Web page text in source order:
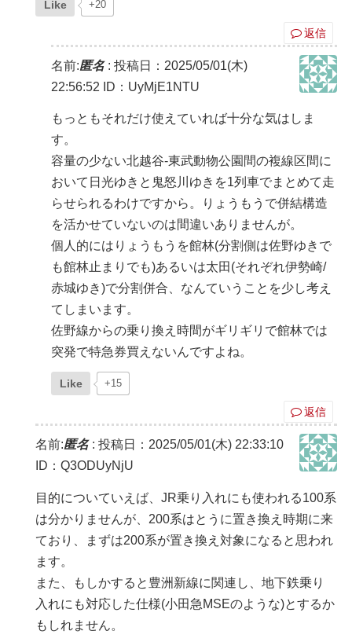
Like +20
返信
名前:匿名: 投稿日：2025/05/01(木)
22:56:52
ID：UyMjE1NTU
もっともそれだけ使えていれば十分な気はしま
す。
容量の少ない北越谷-東武動物公園間の複線区間に
おいて日光ゆきと鬼怒川ゆきを1列車でまとめて走
らせられるわけですから。りょうもうで併結構造
を活かせていないのは間違いありませんが。
個人的にはりょうもうを館林(分割側は佐野ゆきで
も館林止まりでも)あるいは太田(それぞれ伊勢崎/
赤城ゆき)で分割併合、なんていうことを少し考え
てしまいます。
佐野線からの乗り換え時間がギリギリで館林では
突発で特急券買えないんですよね。
Like +15
返信
名前:匿名: 投稿日：2025/05/01(木) 22:33:10
ID：Q3ODUyNjU
目的についていえば、JR乗り入れにも使われる100系
は分かりませんが、200系はとうに置き換え時期に来
ており、まずは200系が置き換え対象になると思われ
ます。
また、もしかすると豊洲新線に関連し、地下鉄乗り
入れにも対応した仕様(小田急MSEのような)とするか
もしれません。